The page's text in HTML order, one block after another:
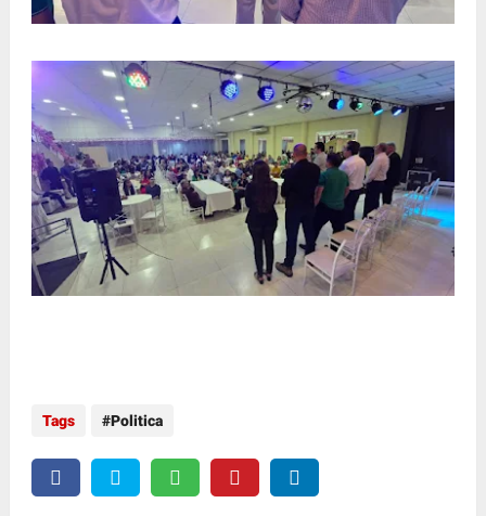
Tags Politica